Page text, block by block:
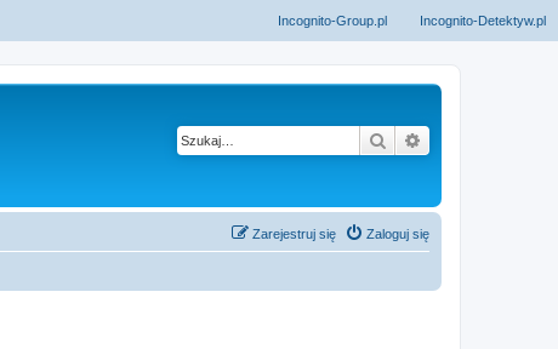
Incognito-Detektyw.pl
Incognito-Group.pl
Szukaj
Zaloguj się
Zarejestruj się